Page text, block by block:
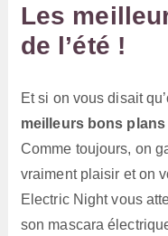
Les
de l’été !
Et si on vous disait
meilleurs bons plans
Comme toujours, on
vraiment plaisir et on
Electric Night vous
son mascara